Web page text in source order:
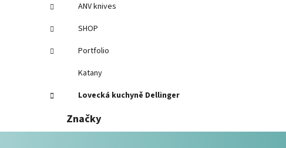
ANV knives
SHOP
Portfolio
Katany
Lovecká kuchyně Dellinger
Značky